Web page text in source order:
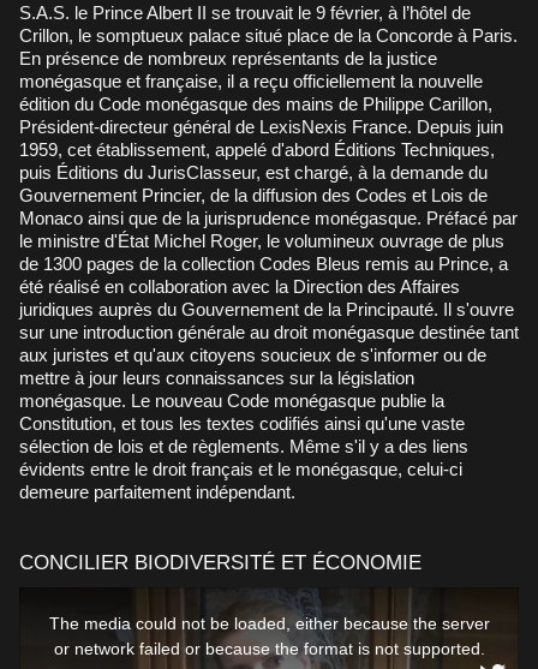
S.A.S. le Prince Albert II se trouvait le 9 février, à l’hôtel de
Crillon, le somptueux palace situé place de la Concorde à Paris.
En présence de nombreux représentants de la justice
monégasque et française, il a reçu officiellement la nouvelle
édition du Code monégasque des mains de Philippe Carillon,
Président-directeur général de LexisNexis France. Depuis juin
1959, cet établissement, appelé d'abord Éditions Techniques,
puis Éditions du JurisClasseur, est chargé, à la demande du
Gouvernement Princier, de la diffusion des Codes et Lois de
Monaco ainsi que de la jurisprudence monégasque. Préfacé par
le ministre d'État Michel Roger, le volumineux ouvrage de plus
de 1300 pages de la collection Codes Bleus remis au Prince, a
été réalisé en collaboration avec la Direction des Affaires
juridiques auprès du Gouvernement de la Principauté. Il s'ouvre
sur une introduction générale au droit monégasque destinée tant
aux juristes et qu'aux citoyens soucieux de s'informer ou de
mettre à jour leurs connaissances sur la législation
monégasque. Le nouveau Code monégasque publie la
Constitution, et tous les textes codifiés ainsi qu'une vaste
sélection de lois et de règlements. Même s'il y a des liens
évidents entre le droit français et le monégasque, celui-ci
demeure parfaitement indépendant.
CONCILIER BIODIVERSITÉ ET ÉCONOMIE